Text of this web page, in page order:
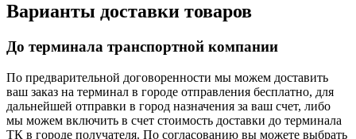
Варианты доставки товаров
До терминала транспортной компании
По предварительной договоренности мы можем доставить
ваш заказ на терминал в городе отправления бесплатно, для
дальнейшей отправки в город назначения за ваш счет, либо
мы можем включить в счет стоимость доставки до терминала
ТК в городе получателя. По согласованию вы можете выбрать